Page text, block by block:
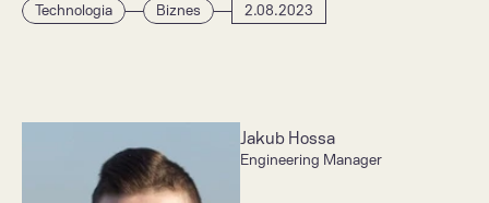
Technologia Biznes 2.08.2023
Jakub Hossa
Engineering Manager